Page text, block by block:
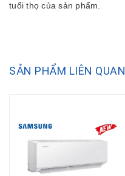
tuổi thọ của sản phẩm.
SẢN PHẨM LIÊN QUAN